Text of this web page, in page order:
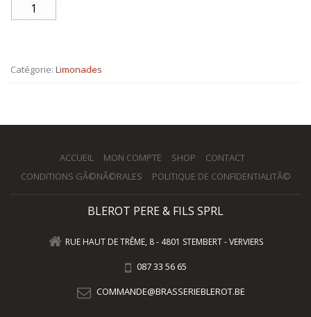
Catégorie: Limonades
ACCUEIL MON COMPTE SHOP
CONTACT
CONDITIONS GÃ©NÃ©RALES
POLITIQUE DE CONFIDENTIALITÃ©
BLEROT PERE & FILS SPRL
RUE HAUT DE TRÊME, 8 - 4801 STEMBERT - VERVIERS
087 33 56 65
COMMANDE@BRASSERIEBLEROT.BE